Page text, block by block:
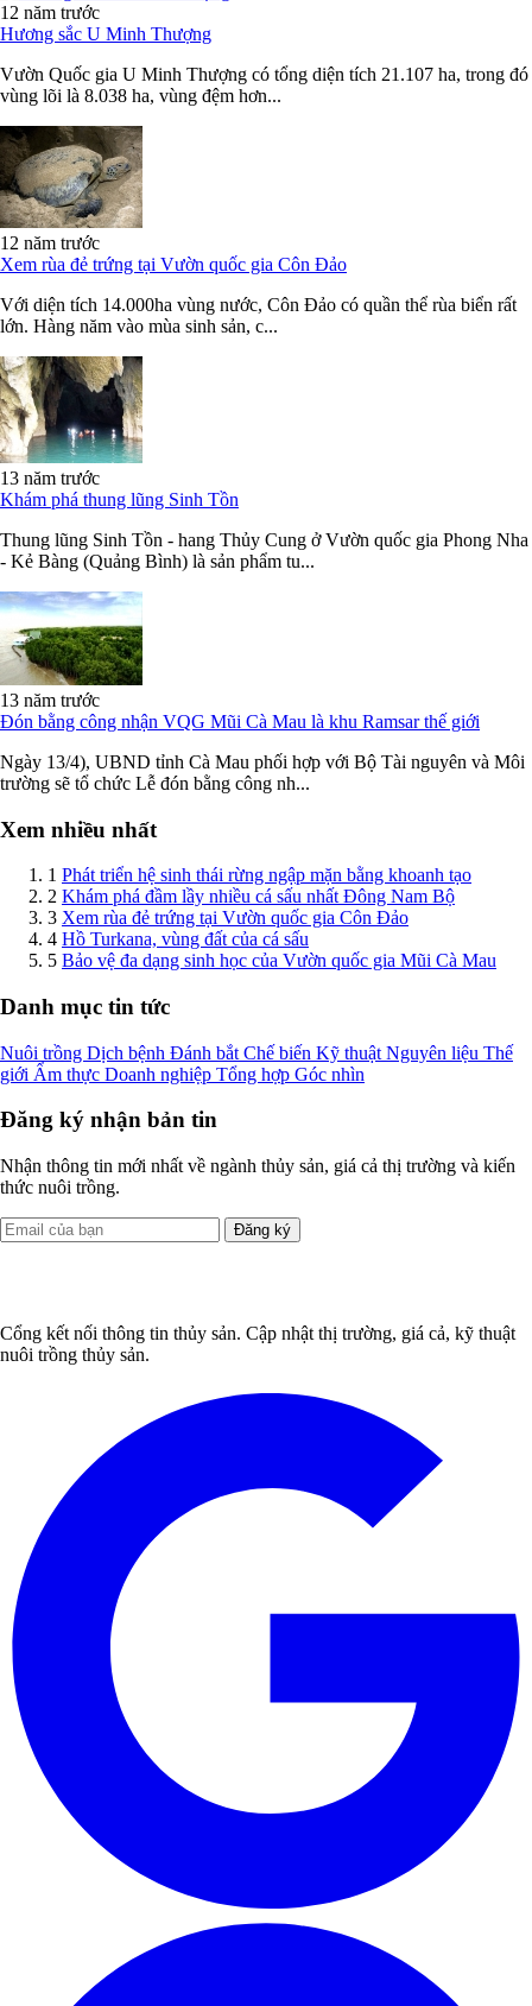
12 năm trước
Hương sắc U Minh Thượng
Vườn Quốc gia U Minh Thượng có tổng diện tích 21.107 ha, trong đó
vùng lõi là 8.038 ha, vùng đệm hơn...
12 năm trước
Xem rùa đẻ trứng tại Vườn quốc gia Côn Đảo
Với diện tích 14.000ha vùng nước, Côn Đảo có quần thể rùa biển rất
lớn. Hàng năm vào mùa sinh sản, c...
13 năm trước
Khám phá thung lũng Sinh Tồn
Thung lũng Sinh Tồn - hang Thủy Cung ở Vườn quốc gia Phong Nha
- Kẻ Bàng (Quảng Bình) là sản phẩm tu...
13 năm trước
Đón bằng công nhận VQG Mũi Cà Mau là khu Ramsar thế giới
Ngày 13/4), UBND tỉnh Cà Mau phối hợp với Bộ Tài nguyên và Môi
trường sẽ tổ chức Lễ đón bằng công nh...
Xem nhiều nhất
1 Phát triển hệ sinh thái rừng ngập mặn bằng khoanh tạo
2 Khám phá đầm lầy nhiều cá sấu nhất Đông Nam Bộ
3 Xem rùa đẻ trứng tại Vườn quốc gia Côn Đảo
4 Hồ Turkana, vùng đất của cá sấu
5 Bảo vệ đa dạng sinh học của Vườn quốc gia Mũi Cà Mau
Danh mục tin tức
Nuôi trồng Dịch bệnh Đánh bắt Chế biến Kỹ thuật Nguyên liệu Thế
giới Ẩm thực Doanh nghiệp Tổng hợp Góc nhìn
Đăng ký nhận bản tin
Nhận thông tin mới nhất về ngành thủy sản, giá cả thị trường và kiến
thức nuôi trồng.
Đăng ký
Cổng kết nối thông tin thủy sản. Cập nhật thị trường, giá cả, kỹ thuật
nuôi trồng thủy sản.